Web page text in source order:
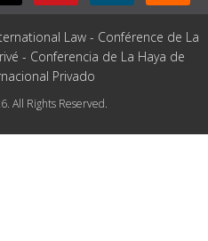
Law - Conférence de La
- Conferencia de La Haya de
Privado
All Rights Reserved.